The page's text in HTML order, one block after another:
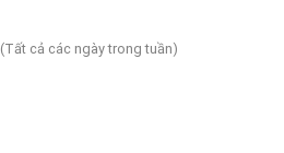
(Tất cả các ngày trong tuần)